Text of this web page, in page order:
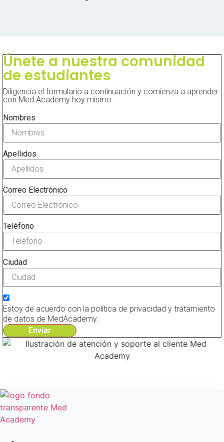
Únete a nuestra comunidad
de estudiantes
Diligencia el formulario a continuación y comienza a aprender
con Med Academy hoy mismo.
Nombres
Apellidos
Correo Electrónico
Teléfono
Ciudad
Estoy de acuerdo con la política de privacidad y tratamiento
de datos de MedAcademy.
Enviar